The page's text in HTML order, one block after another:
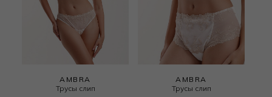
AMBRA
Трусы слип
AMBRA
Трусы слип